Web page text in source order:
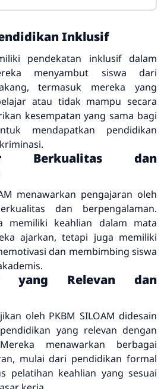
Inklusif
pendekatan inklusif dalam
menyambut siswa dari
termasuk mereka yang
atau tidak mampu secara
kesempatan yang sama bagi
mendapatkan pendidikan
Berkualitas dan
menawarkan pengajaran oleh
dan berpengalaman.
memiliki keahlian dalam mata
ajarkan, tetapi juga memiliki
dan membimbing siswa
yang Relevan dan
oleh PKBM SILOAM didesain
yang relevan dengan
menawarkan berbagai
mulai dari pendidikan formal
pelatihan keahlian yang sesuai